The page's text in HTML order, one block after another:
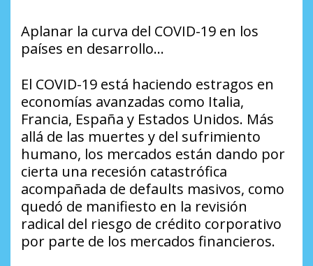
Aplanar la curva del COVID-19 en los
países en desarrollo…
El COVID-19 está haciendo estragos en
economías avanzadas como Italia,
Francia, España y Estados Unidos. Más
allá de las muertes y del sufrimiento
humano, los mercados están dando por
cierta una recesión catastrófica
acompañada de defaults masivos, como
quedó de manifiesto en la revisión
radical del riesgo de crédito corporativo
por parte de los mercados financieros.